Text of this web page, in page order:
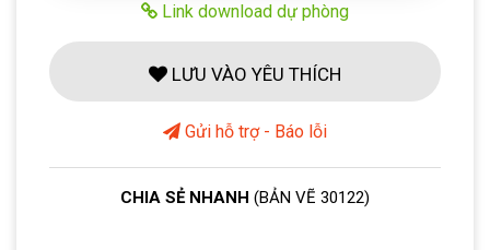
Link download dự phòng
LƯU VÀO YÊU THÍCH
Gửi hỗ trợ - Báo lỗi
CHIA SẺ NHANH (BẢN VẼ 30122)